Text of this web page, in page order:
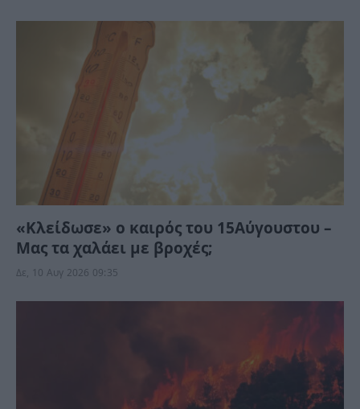
«Κλείδωσε» ο καιρός του 15Αύγουστου –
Μας τα χαλάει με βροχές;
Δε, 10 Αυγ 2026 09:35